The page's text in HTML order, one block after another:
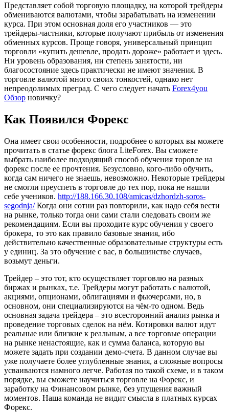
Представляет собой торговую площадку, на которой трейдеры
обмениваются валютами, чтобы зарабатывать на изменении
курса. При этом основная доля его участников — это
трейдеры-частники, которые получают прибыль от изменения
обменных курсов. Проще говоря, универсальный принцип
торговли «купить дешевле, продать дороже» работает и здесь.
Ни уровень образования, ни степень занятости, ни
благосостояние здесь практически не имеют значения. В
торговле валютой много своих тонкостей, однако нет
непреодолимых преград. С чего следует начать Forex4you
Обзор новичку?
Как Появился Форекс
Она имеет свои особенности, подробнее о которых вы можете
прочитать в статье форекс блога LiteForex. Вы сможете
выбрать наиболее подходящий способ обучения торовле на
форекс после ее прочтения. Безусловно, кого-либо обучить,
когда сам ничего не знаешь, невозможно. Некоторые трейдеры
не смогли преуспеть в торговле до тех пор, пока не нашли
себе учеников. http://188.166.30.108/amicas/dzhordzh-soros-
segodnja/Когда они сотни раз повторили, как надо себя вести
на рынке, только тогда они сами стали следовать своим же
рекомендациям. Если вы проходите курс обучения у своего
брокера, то это как правило базовые знания, ибо
действительно качественные образовательные структуры есть
у единиц. За это обучение с вас, в большинстве случаев,
возьмут деньги.
Трейдер – это тот, кто осуществляет торговлю на разных
биржах и рынках, т.е. Трейдеры могут работать с валютой,
акциями, опционами, облигациями и фьючерсами, но, в
основном, они специализируются на чём-то одном. Ведь
основная задача трейдера – это всесторонний анализ рынка и
проведение торговых сделок на нём. Котировки валют идут
реальные или близкие к реальным, а все торговые операции
на рынке ненастоящие, как и сумма баланса, которую вы
можете задать при создании демо-счета. В данном случае вы
уже получаете более углубленные знания, а сложные вопросы
усваиваются намного легче. Работая по такой схеме, и в таком
порядке, вы сможете научиться торговле на Форекс, и
заработку на Финансовом рынке, без упущения важный
моментов. Наша команда не видит смысла в платных курсах
Форекс.